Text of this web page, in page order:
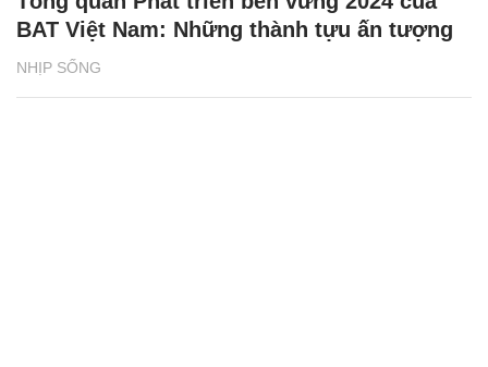
NHỊP SỐNG
BAT Việt Nam: Những thành tựu ấn tượng